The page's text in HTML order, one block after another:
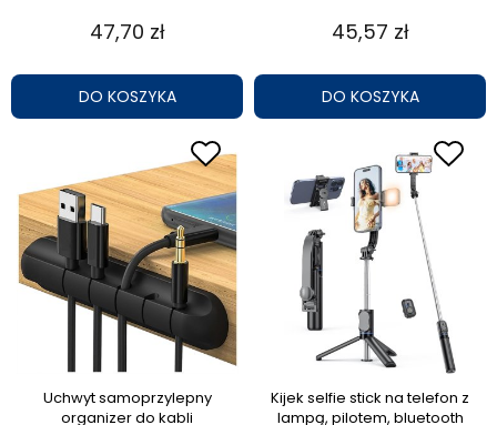
47,70 zł
DO KOSZYKA
45,57 zł
DO KOSZYKA
Uchwyt samoprzylepny
organizer do kabli
Kijek selfie stick na telefon z
lampą, pilotem, bluetooth